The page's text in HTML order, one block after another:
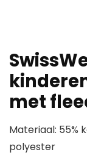
met
Materiaal: 55%
polyester